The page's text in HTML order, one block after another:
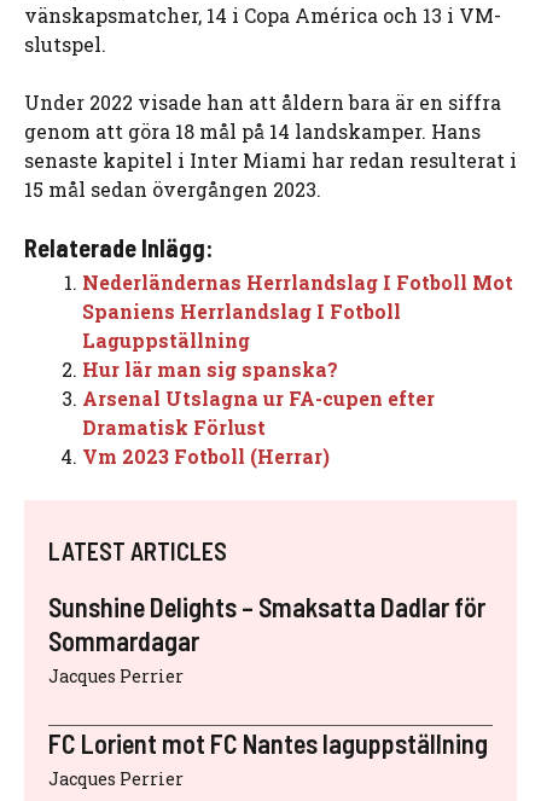
vänskapsmatcher, 14 i Copa América och 13 i VM-
slutspel.
Under 2022 visade han att åldern bara är en siffra
genom att göra 18 mål på 14 landskamper. Hans
senaste kapitel i Inter Miami har redan resulterat i
15 mål sedan övergången 2023.
Relaterade Inlägg:
Nederländernas Herrlandslag I Fotboll Mot
Spaniens Herrlandslag I Fotboll
Laguppställning
Hur lär man sig spanska?
Arsenal Utslagna ur FA-cupen efter
Dramatisk Förlust
Vm 2023 Fotboll (Herrar)
LATEST ARTICLES
Sunshine Delights – Smaksatta Dadlar för
Sommardagar
Jacques Perrier
FC Lorient mot FC Nantes laguppställning
Jacques Perrier